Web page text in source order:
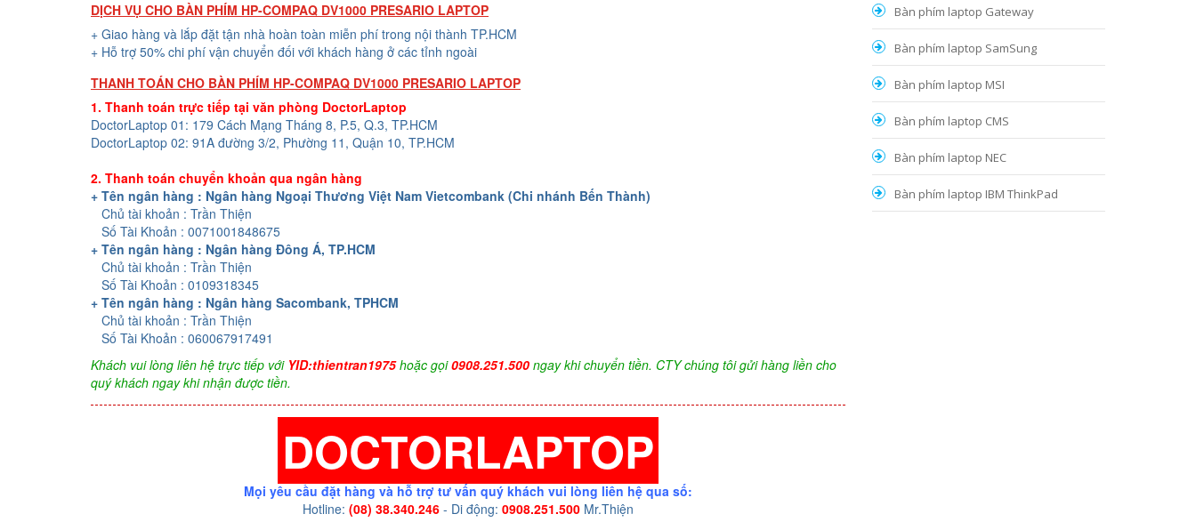
DỊCH VỤ CHO BÀN PHÍM HP-COMPAQ DV1000 PRESARIO LAPTOP
+ Giao hàng và lắp đặt tận nhà hoàn toàn miễn phí trong nội thành TP.HCM
+ Hỗ trợ 50% chi phí vận chuyển đối với khách hàng ở các tỉnh ngoài
THANH TOÁN CHO BÀN PHÍM HP-COMPAQ DV1000 PRESARIO LAPTOP
1. Thanh toán trực tiếp tại văn phòng DoctorLaptop
DoctorLaptop 01: 179 Cách Mạng Tháng 8, P.5, Q.3, TP.HCM
DoctorLaptop 02: 91A đường 3/2, Phường 11, Quận 10, TP.HCM
2. Thanh toán chuyển khoản qua ngân hàng
+ Tên ngân hàng : Ngân hàng Ngoại Thương Việt Nam Vietcombank (Chi nhánh Bến Thành)
Chủ tài khoản : Trần Thiện
Số Tài Khoản : 0071001848675
+ Tên ngân hàng : Ngân hàng Đông Á, TP.HCM
Chủ tài khoản : Trần Thiện
Số Tài Khoản : 0109318345
+ Tên ngân hàng : Ngân hàng Sacombank, TPHCM
Chủ tài khoản : Trần Thiện
Số Tài Khoản : 060067917491
Khách vui lòng liên hệ trực tiếp với YID:thientran1975hoặc gọi0908.251.500 ngay khi chuyển tiền. CTY chúng tôi gửi hàng liền cho
quý khách ngay khi nhận được tiền.
DOCTORLAPTOP
Mọi yêu cầu đặt hàng và hỗ trợ tư vấn quý khách vui lòng liên hệ qua số:
Hotline: (08) 38.340.246- Di động: 0908.251.500Mr.Thiện
Bàn phím laptop Gateway
Bàn phím laptop SamSung
Bàn phím laptop MSI
Bàn phím laptop CMS
Bàn phím laptop NEC
Bàn phím laptop IBM ThinkPad